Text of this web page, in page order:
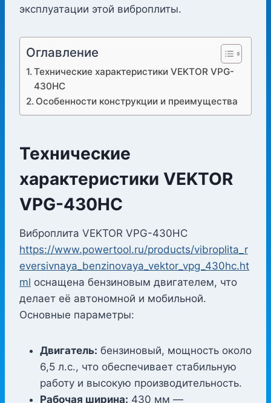
эксплуатации этой виброплиты.
Оглавление
Технические характеристики VEKTOR VPG-
430HC
Особенности конструкции и преимущества
Технические
характеристики VEKTOR
VPG-430HC
Виброплита VEKTOR VPG-430HC
https://www.powertool.ru/products/vibroplita_r
eversivnaya_benzinovaya_vektor_vpg_430hc.ht
ml оснащена бензиновым двигателем, что
делает её автономной и мобильной.
Основные параметры:
Двигатель: бензиновый, мощность около
6,5 л.с., что обеспечивает стабильную
работу и высокую производительность.
Рабочая ширина: 430 мм —